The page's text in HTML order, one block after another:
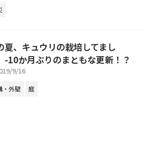
夏、キュウリの栽培してまし
-10か月ぶりのまともな更新！？
9/16
・外壁 庭